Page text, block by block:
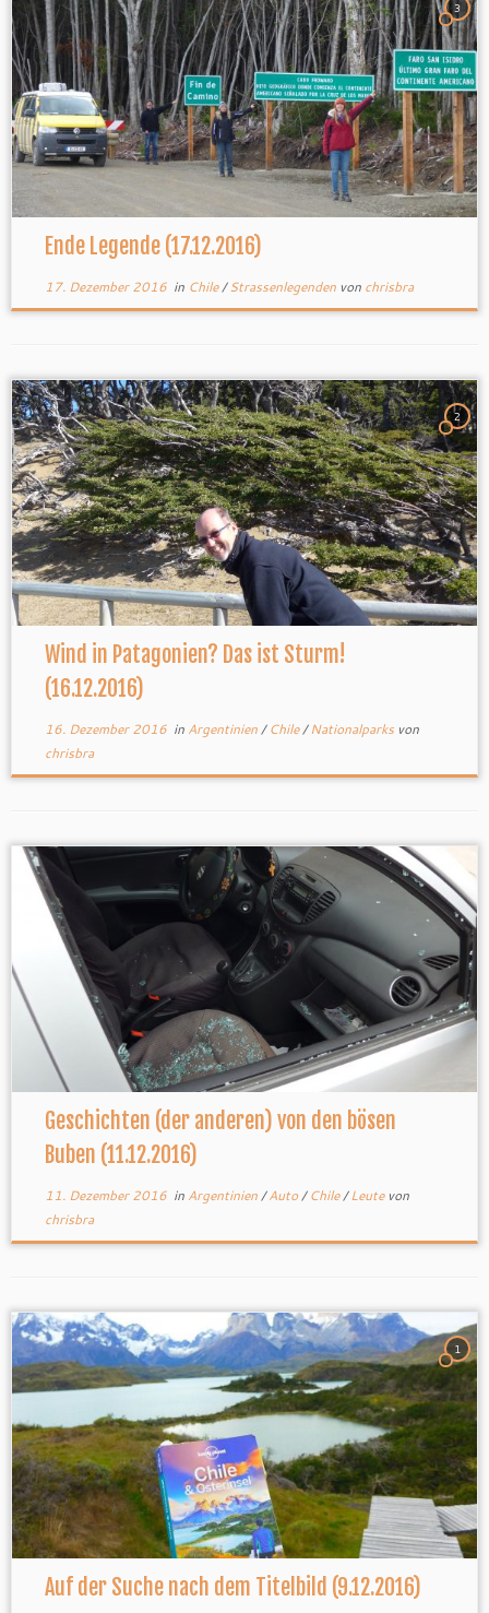
3
Ende Legende (17.12.2016)
17. Dezember 2016in Chile/Strassenlegenden von chrisbra
2
Wind in Patagonien? Das ist Sturm!
(16.12.2016)
16. Dezember 2016in Argentinien/Chile/Nationalparks von
chrisbra
Geschichten (der anderen) von den bösen
Buben (11.12.2016)
11. Dezember 2016in Argentinien/Auto/Chile/Leute von
chrisbra
1
Auf der Suche nach dem Titelbild (9.12.2016)